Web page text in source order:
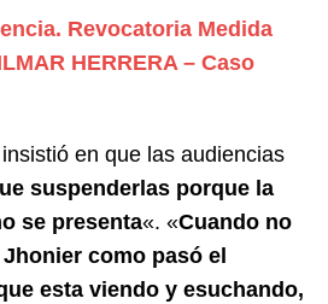
Revocatoria Medida
HERRERA – Caso
insistió en que las audiencias
suspenderlas porque la
se presenta«. «Cuando no
como pasó el
esta viendo y esuchando,